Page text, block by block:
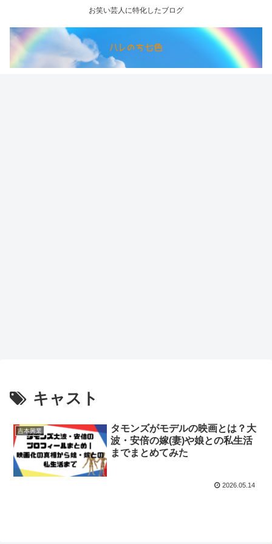
お笑い芸人に特化したブログ
キャスト
吉本興業
タモンズがモデルの映画とは？大
波・安倍の嫁(妻)や娘との私生活
までまとめてみた
2026.05.14